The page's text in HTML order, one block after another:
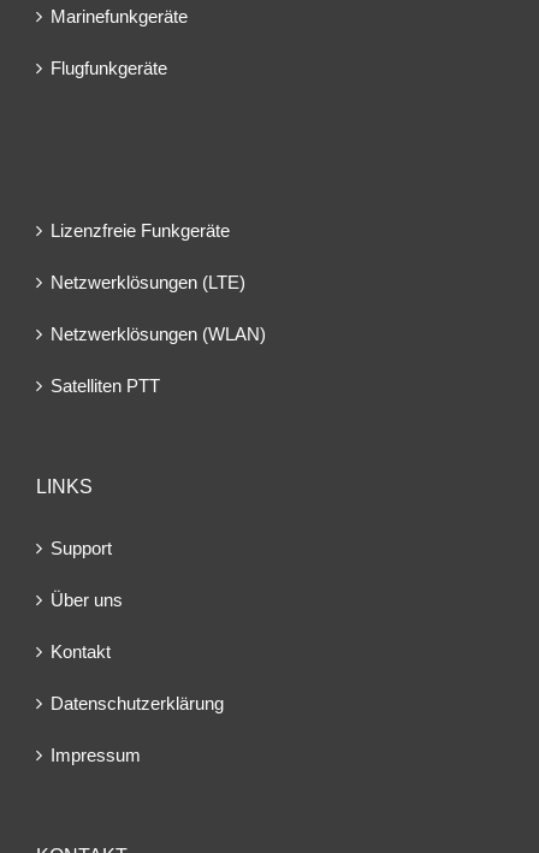
Marinefunkgeräte
Flugfunkgeräte
Lizenzfreie Funkgeräte
Netzwerklösungen (LTE)
Netzwerklösungen (WLAN)
Satelliten PTT
LINKS
Support
Über uns
Kontakt
Datenschutzerklärung
Impressum